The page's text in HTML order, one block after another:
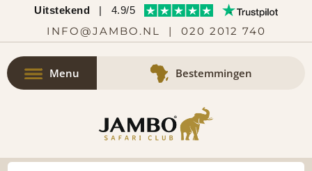
Uitstekend | 4.9/5
INFO@JAMBO.NL | 020 2012 740
Menu Bestemmingen